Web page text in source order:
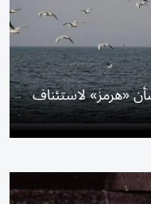
«هرمز» لاستئناف